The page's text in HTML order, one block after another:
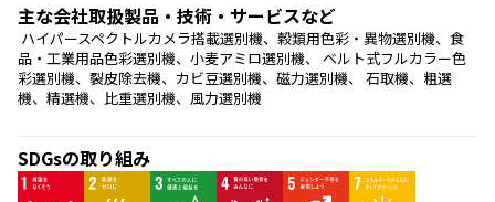
主な会社取扱製品・技術・サービスなど
品・工業用品色彩選別機、小麦アミロ選別機、 ベルト式フルカラー色
彩選別機、裂皮除去機、カビ豆選別機、磁力選別機、 石取機、粗選
機、精選機、比重選別機、風力選別機
SDGsの取り組み